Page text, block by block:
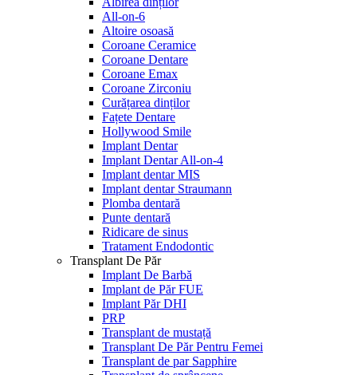
All-on-6
Altoire osoasă
Coroane Ceramice
Coroane Dentare
Coroane Emax
Coroane Zirconiu
Curățarea dinților
Fațete Dentare
Hollywood Smile
Implant Dentar
Implant Dentar All-on-4
Implant dentar MIS
Implant dentar Straumann
Plomba dentară
Punte dentară
Ridicare de sinus
Tratament Endodontic
Transplant De Păr
Implant De Barbă
Implant de Păr FUE
Implant Păr DHI
PRP
Transplant de mustață
Transplant De Păr Pentru Femei
Transplant de par Sapphire